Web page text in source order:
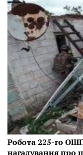
Робота 225-го
нагадування про